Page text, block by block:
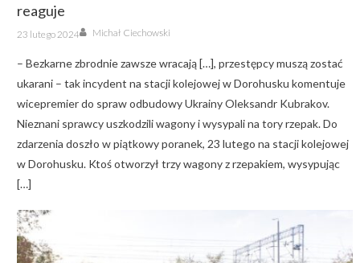
reaguje
Posted
on
23 lutego 2024 Author
Michał Ciechowski
– Bezkarne zbrodnie zawsze wracają […], przestępcy muszą zostać
ukarani – tak incydent na stacji kolejowej w Dorohusku komentuje
wicepremier do spraw odbudowy Ukrainy Oleksandr Kubrakov.
Nieznani sprawcy uszkodzili wagony i wysypali na tory rzepak. Do
zdarzenia doszło w piątkowy poranek, 23 lutego na stacji kolejowej
w Dorohusku. Ktoś otworzył trzy wagony z rzepakiem, wysypując
[…]